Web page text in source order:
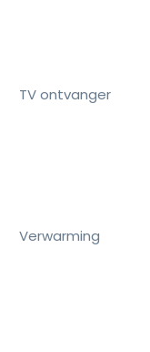
TV ontvanger
Verwarming